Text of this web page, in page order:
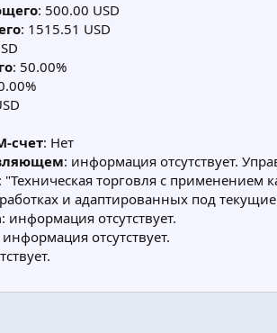
: 500.00 USD
: 1515.51 USD
: 50.00%
счет: Нет
: информация отсутствует.
: "Техническая торговля с применением
и адаптированных под
: информация отсутствует.
информация отсутствует.